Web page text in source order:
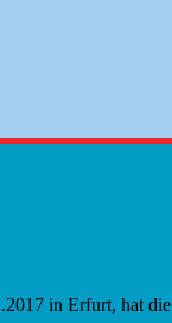
in Erfurt, hat